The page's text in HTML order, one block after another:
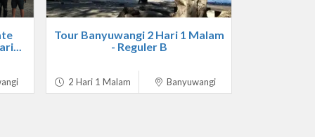
Tour Banyuwangi 2 Hari 1 Malam
- Reguler B
2 Hari 1 Malam Banyuwangi